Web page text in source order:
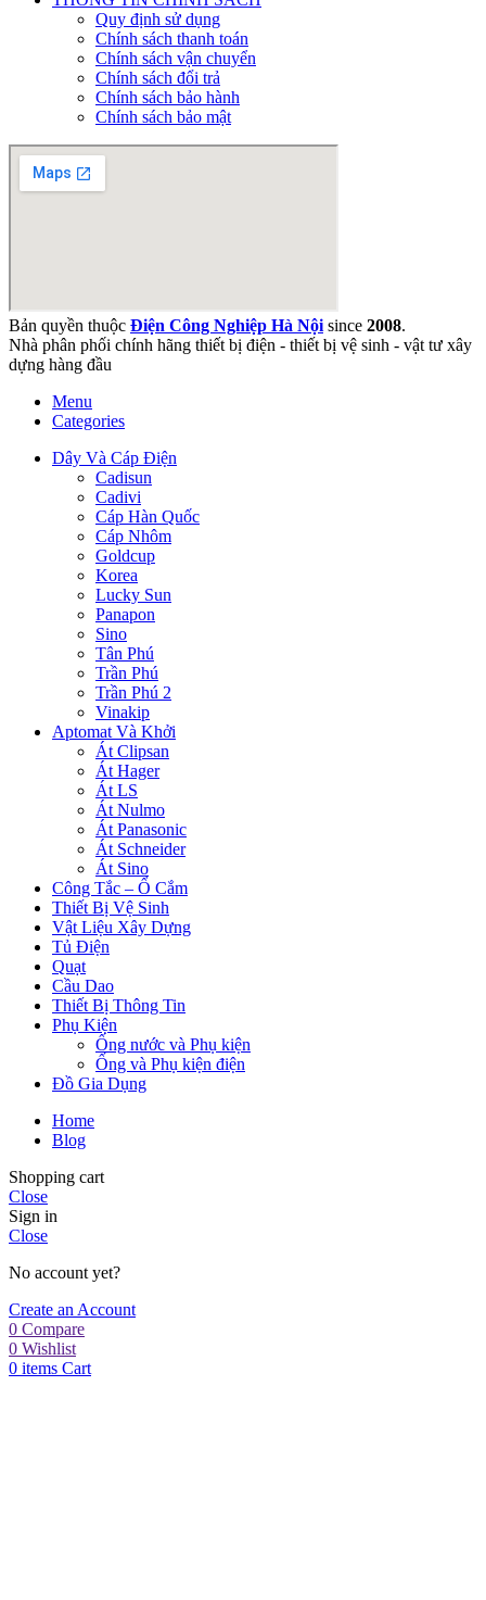
Quy định sử dụng
Chính sách thanh toán
Chính sách vận chuyển
Chính sách đổi trả
Chính sách bảo hành
Chính sách bảo mật
Bản quyền thuộc Điện Công Nghiệp Hà Nội since 2008.
Nhà phân phối chính hãng thiết bị điện - thiết bị vệ sinh - vật tư xây
dựng hàng đầu
Menu
Categories
Dây Và Cáp Điện
Cadisun
Cadivi
Cáp Hàn Quốc
Cáp Nhôm
Goldcup
Korea
Lucky Sun
Panapon
Sino
Tân Phú
Trần Phú
Trần Phú 2
Vinakip
Aptomat Và Khởi
Át Clipsan
Át Hager
Át LS
Át Nulmo
Át Panasonic
Át Schneider
Át Sino
Công Tắc – Ổ Cắm
Thiết Bị Vệ Sinh
Vật Liệu Xây Dựng
Tủ Điện
Quạt
Cầu Dao
Thiết Bị Thông Tin
Phụ Kiện
Ống nước và Phụ kiện
Ống và Phụ kiện điện
Đồ Gia Dụng
Home
Blog
Shopping cart
Close
Sign in
Close
No account yet?
Create an Account
0 Compare
0 Wishlist
0 items Cart